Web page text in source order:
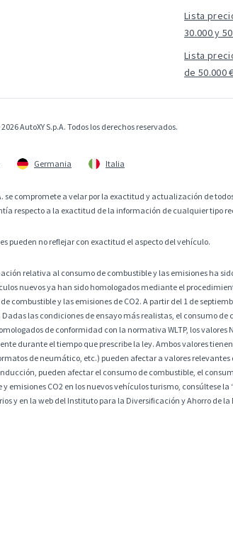
Lista
30.000 y
Lista
de 50.000 €
AutoXY S.p.A. Todos los derechos reservados.
Germania Italia
se compromete a velar por la exactitud y actualización de
respecto a la exactitud de la información de cualquier tipo
pueden no reflejar con exactitud el aspecto del vehículo.
relativa al consumo de combustible y las emisiones ha
nuevos ya han sido homologados mediante el
combustible y las emisiones de CO2. A partir del 1 de
las condiciones de ensayo más realistas, el consumo de
de conformidad con la normativa WLTP, los
durante el tiempo que prescribe la ley. Ambos valores
de neumático, etc.) pueden afectar a valores
pueden afectar el consumo de combustible, el
emisiones CO2 en los nuevos vehículos turismo, consúltese
y en la web del Instituto para la Diversificación y Ahorro de la